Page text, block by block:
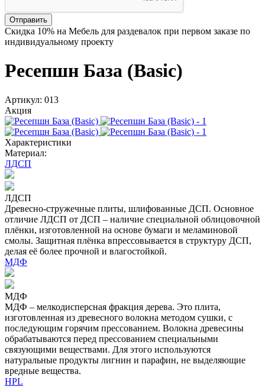
Отправить
Скидка 10% на Мебель для раздевалок при первом заказе по
индивидуальному проекту
Ресепшн База (Basic)
Артикул: 013
Акция
Характеристики
Материал:
ЛДСП
ЛДСП
Древесно-стружечные плиты, шлифованные ДСП. Основное
отличие ЛДСП от ДСП – наличие специальной облицовочной
плёнки, изготовленной на основе бумаги и меламиновой
смолы. Защитная плёнка впрессовывается в структуру ДСП,
делая её более прочной и влагостойкой.
МДФ
МДФ
МДФ – мелкодисперсная фракция дерева. Это плита,
изготовленная из древесного волокна методом сушки, с
последующим горячим прессованием. Волокна древесины
обрабатываются перед прессованием специальными
связующими веществами. Для этого используются
натуральные продукты лигнин и парафин, не выделяющие
вредные вещества.
HPL